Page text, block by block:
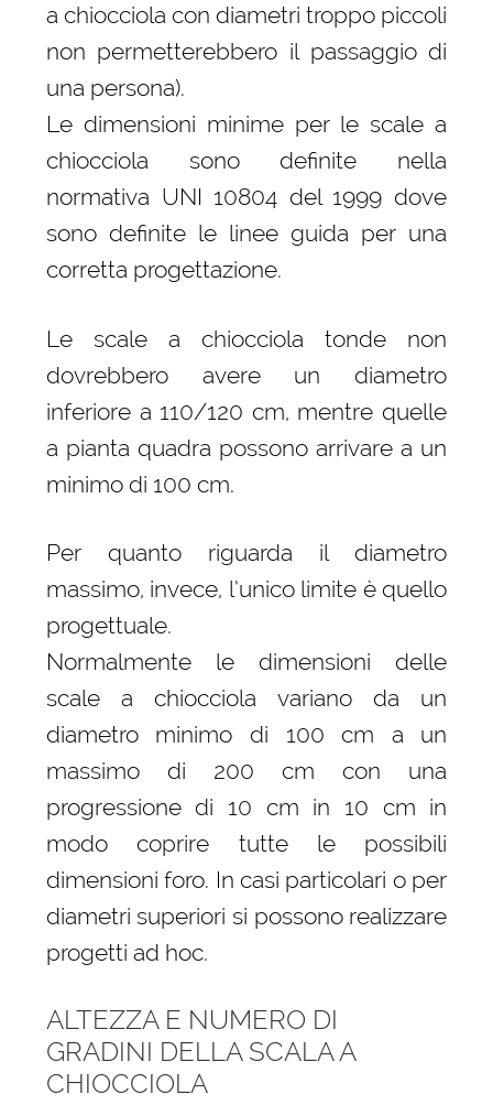
a chiocciola con diametri troppo piccoli
non permetterebbero il passaggio di
una persona).
Le dimensioni minime per le scale a
chiocciola sono definite nella
normativa UNI 10804 del 1999 dove
sono definite le linee guida per una
corretta progettazione.
Le scale a chiocciola tonde non
dovrebbero avere un diametro
inferiore a 110/120 cm, mentre quelle
a pianta quadra possono arrivare a un
minimo di 100 cm.
Per quanto riguarda il diametro
massimo, invece, l’unico limite è quello
progettuale.
Normalmente le dimensioni delle
scale a chiocciola variano da un
diametro minimo di 100 cm a un
massimo di 200 cm con una
progressione di 10 cm in 10 cm in
modo coprire tutte le possibili
dimensioni foro. In casi particolari o per
diametri superiori si possono realizzare
progetti ad hoc.
ALTEZZA E NUMERO DI
GRADINI DELLA SCALA A
CHIOCCIOLA